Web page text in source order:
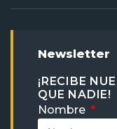
Newsletter
¡RECIBE
QUE NADIE!
Nombre